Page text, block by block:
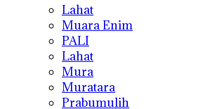
Lahat
Muara Enim
PALI
Lahat
Mura
Muratara
Prabumulih